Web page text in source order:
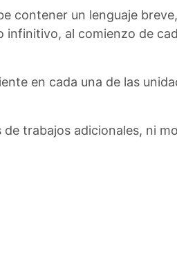
contener un lenguaje
infinitivo, al comienzo de
en cada una de las
trabajos adicionales, ni